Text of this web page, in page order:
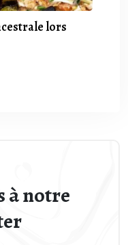
lors
à notre